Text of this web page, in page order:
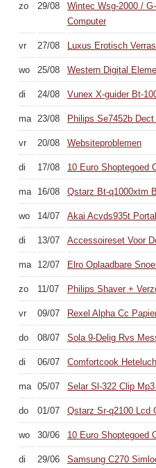
zo 29/08
Wintec Wsg-2000 /
Computer
vr 27/08 Luxus Erotisch
wo 25/08 Western Digital
di 24/08 Vunex X-guider Bt-
ma 23/08 Philips Se7452b
vr 20/08 Websiteproblemen
di 17/08 10 Euro Shoptegoed
ma 16/08 Qstarz Bt-q1000xtm
wo 14/07 Akai Acvds935t
di 13/07 Accessoireset Voor
ma 12/07 Elro Oplaadbare
zo 11/07 Philips Shaver +
vr 09/07 Rexel Alpha Cc
do 08/07 Sola 9-Delig Rvs
di 06/07 Comfortcook
ma 05/07 Selar Sl-322 Clip
do 01/07 Qstarz Sr-q2100 Lcd
wo 30/06 10 Euro Shoptegoed
di 29/06 Samsung C270